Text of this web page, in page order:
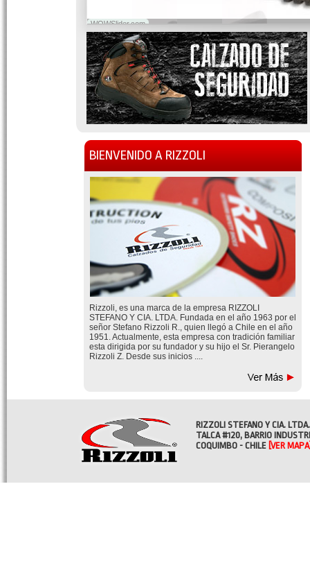
WOWSlider.com
BIENVENIDO A RIZZOLI
Rizzoli, es una marca de la empresa RIZZOLI
STEFANO Y CIA. LTDA. Fundada en el año 1963 por el
señor Stefano Rizzoli R., quien llegó a Chile en el año
1951. Actualmente, esta empresa con tradición familiar
esta dirigida por su fundador y su hijo el Sr. Pierangelo
Rizzoli Z. Desde sus inicios ....
RIZZOLI STEFANO Y CIA. LTDA.
TALCA #120, BARRIO
COQUIMBO - CHILE [VER